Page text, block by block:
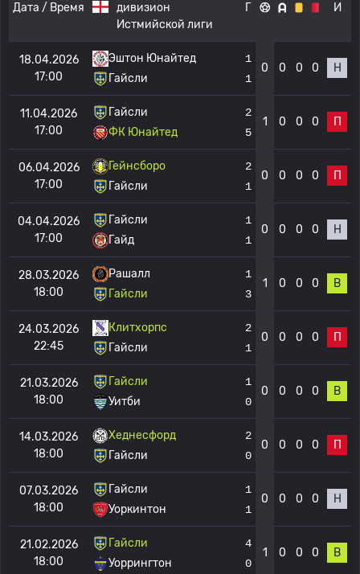
Дата / Время
дивизион
Истмийской лиги
Г И
18.04.2026
17:00
Эштон Юнайтед
Гайсли
1
1
0 0 0 0 Н
11.04.2026
17:00
Гайсли
ФК Юнайтед
2
5
1 0 0 0 П
06.04.2026
17:00
Гейнсборо
Гайсли
2
1
0 0 0 0 П
04.04.2026
17:00
Гайсли
Гайд
1
1
0 0 0 0 Н
28.03.2026
18:00
Рашалл
Гайсли
1
3
1 0 0 0 В
24.03.2026
22:45
Клитхорпс
Гайсли
2
1
0 0 0 0 П
21.03.2026
18:00
Гайсли
Уитби
1
0
0 0 0 0 В
14.03.2026
18:00
Хеднесфорд
Гайсли
2
0
0 0 0 0 П
07.03.2026
18:00
Гайсли
Уоркинтон
1
1
0 0 0 0 Н
21.02.2026
18:00
Гайсли
Уоррингтон
4
0
1 0 0 0 В